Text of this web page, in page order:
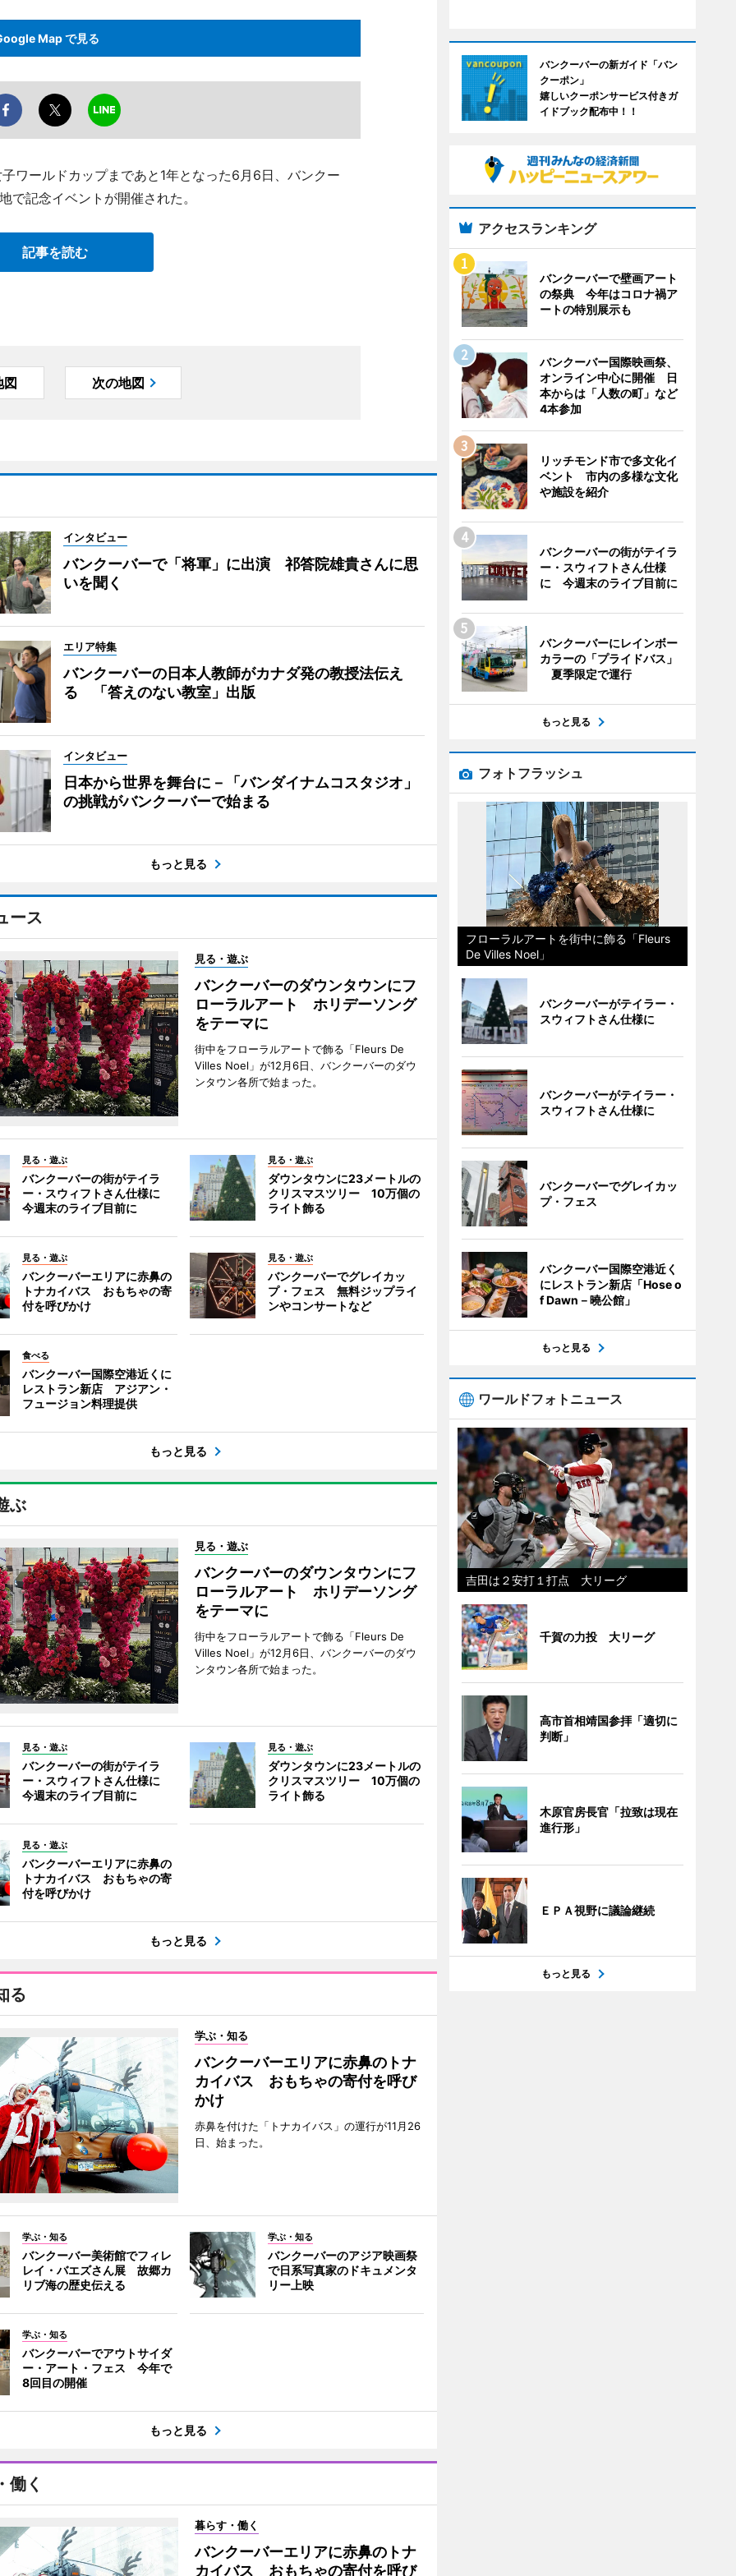
Map で見る
ワールドカップまであと1年となった6月6日、バンクー
で記念イベントが開催された。
記事を読む
図 次の地図
インタビュー
バンクーバーで「将軍」に出演 祁答院雄貴さんに思
いを聞く
エリア特集
バンクーバーの日本人教師がカナダ発の教授法伝え
る 「答えのない教室」出版
インタビュー
日本から世界を舞台に－「バンダイナムコスタジオ」
の挑戦がバンクーバーで始まる
もっと見る
ース
見る・遊ぶ
バンクーバーのダウンタウンにフ
ローラルアート ホリデーソング
をテーマに
街中をフローラルアートで飾る「Fleurs De
Villes Noel」が12月6日、バンクーバーのダウ
ンタウン各所で始まった。
見る・遊ぶ
バンクーバーの街がテイラ
ー・スウィフトさん仕様に
今週末のライブ目前に
見る・遊ぶ
ダウンタウンに23メートルの
クリスマスツリー 10万個の
ライト飾る
見る・遊ぶ
バンクーバーエリアに赤鼻の
トナカイバス おもちゃの寄
付を呼びかけ
見る・遊ぶ
バンクーバーでグレイカッ
プ・フェス 無料ジップライ
ンやコンサートなど
食べる
バンクーバー国際空港近くに
レストラン新店 アジアン・
フュージョン料理提供
もっと見る
ぶ
見る・遊ぶ
バンクーバーのダウンタウンにフ
ローラルアート ホリデーソング
をテーマに
街中をフローラルアートで飾る「Fleurs De
Villes Noel」が12月6日、バンクーバーのダウ
ンタウン各所で始まった。
見る・遊ぶ
バンクーバーの街がテイラ
ー・スウィフトさん仕様に
今週末のライブ目前に
見る・遊ぶ
ダウンタウンに23メートルの
クリスマスツリー 10万個の
ライト飾る
見る・遊ぶ
バンクーバーエリアに赤鼻の
トナカイバス おもちゃの寄
付を呼びかけ
もっと見る
る
学ぶ・知る
バンクーバーエリアに赤鼻のトナ
カイバス おもちゃの寄付を呼び
かけ
赤鼻を付けた「トナカイバス」の運行が11月26
日、始まった。
学ぶ・知る
バンクーバー美術館でフィレ
レイ・バエズさん展 故郷カ
リブ海の歴史伝える
学ぶ・知る
バンクーバーのアジア映画祭
で日系写真家のドキュメンタ
リー上映
学ぶ・知る
バンクーバーでアウトサイダ
ー・アート・フェス 今年で
8回目の開催
もっと見る
働く
暮らす・働く
バンクーバーエリアに赤鼻のトナ
カイバス おもちゃの寄付を呼び
バンクーバーの新ガイド「バン
クーポン」
嬉しいクーポンサービス付きガ
イドブック配布中！！
アクセスランキング
バンクーバーで壁画アート
の祭典 今年はコロナ禍ア
ートの特別展示も
バンクーバー国際映画祭、
オンライン中心に開催 日
本からは「人数の町」など
4本参加
リッチモンド市で多文化イ
ベント 市内の多様な文化
や施設を紹介
バンクーバーの街がテイラ
ー・スウィフトさん仕様
に 今週末のライブ目前に
バンクーバーにレインボー
カラーの「プライドバス」
夏季限定で運行
もっと見る
フォトフラッシュ
フローラルアートを街中に飾る「Fleurs
De Villes Noel」
バンクーバーがテイラー・
スウィフトさん仕様に
バンクーバーがテイラー・
スウィフトさん仕様に
バンクーバーでグレイカッ
プ・フェス
バンクーバー国際空港近く
にレストラン新店「Hose o
f Dawn－曉公館」
もっと見る
ワールドフォトニュース
吉田は２安打１打点 大リーグ
千賀の力投 大リーグ
高市首相靖国参拝「適切に
判断」
木原官房長官「拉致は現在
進行形」
ＥＰＡ視野に議論継続
もっと見る